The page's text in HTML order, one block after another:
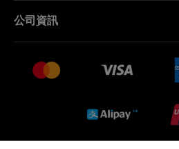
銷售條款
公司資訊
就業機會